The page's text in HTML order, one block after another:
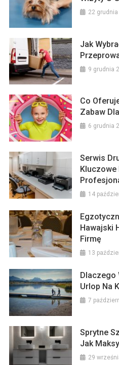
22
Jak
9 grudnia
Co
Zabaw
6 grudnia
Serwis
Kluczowe
14
Hawajski
Firmę
13
Dlaczego
Urlop Na
7
Sprytne
Jak
29